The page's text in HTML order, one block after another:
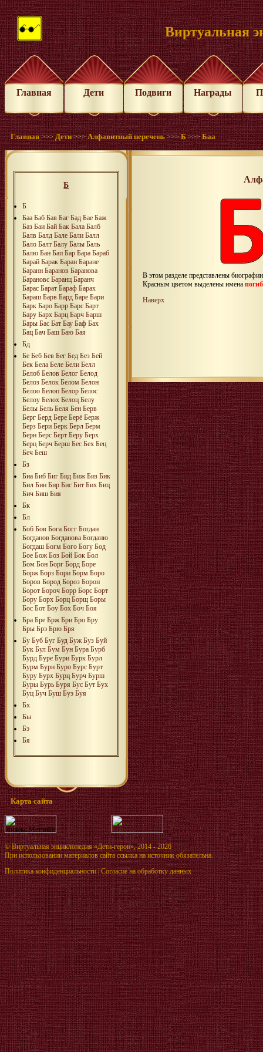
Виртуальная
Главная Дети Подвиги Награды
Главная >>>Дети >>>Алфавитный перечень >>>Б >>>Баа
Б
Б
Баа Баб Бав Баг Бад Бае Баж
Баз Баи Бай Бак Бала Балб
Балв Балд Бале Бали Балл
Бало Балт Балу Балы Баль
Балю Бан Бап Бар Бара Бараб
Барай Барак Баран Баране
Баранн Баранов Баранова
Барановс Баранц Баранч
Барас Барат Бараф Барах
Бараш Барв Бард Баре Бари
Барк Баро Барр Барс Барт
Бару Барх Барц Барч Барш
Бары Бас Бат Бау Баф Бах
Бац Бач Баш Баю Бая
Бд
Бе Беб Бев Бег Бед Без Бей
Бек Бела Беле Бели Белл
Белоб Белов Белог Белод
Белоз Белок Белом Белон
Белоо Белоп Белор Белос
Белоу Белох Белоц Белу
Белы Бель Беля Бен Берв
Берг Берд Бере Берё Берж
Берз Бери Берк Берл Берм
Берн Берс Берт Беру Берх
Берц Берч Берш Бес Бех Бец
Беч Беш
Бз
Биа Биб Биг Бид Биж Биз Бик
Бил Бин Бир Бис Бит Бих Биц
Бич Биш Бия
Бк
Бл
Боб Бов Бога Богг Богдан
Богданов Богданова Богданю
Богдаш Богм Бого Богу Бод
Бое Бож Боз Бой Бок Бол
Бом Бон Борг Борд Боре
Борж Борз Бори Борм Боро
Боров Бород Бороз Борон
Борот Бороч Борр Борс Борт
Бору Борх Борц Борщ Боры
Бос Бот Боу Бох Боч Боя
Бра Бре Брж Бри Бро Бру
Бры Брэ Брю Бря
Бу Буб Буг Буд Буж Буз Буй
Бук Бул Бум Бун Бура Бурб
Бурд Буре Бури Бурк Бурл
Бурм Бурн Буро Бурс Бурт
Буру Бурх Бурц Бурч Бурш
Буры Бурь Буря Бус Бут Бух
Буц Буч Буш Буэ Буя
Бх
Бы
Бэ
Бя
В этом разделе представлены
Красным цветом выделены имена
Наверх
Карта сайта
©Виртуальная энциклопедия «Дети-герои», 2014 - 2026
При использовании материалов сайта ссылка на источник обязательна.
Политика конфиденциальности|Согласие на обработку данных